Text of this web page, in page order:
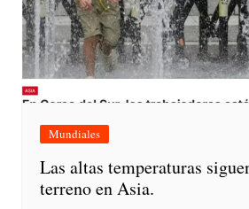
Mundiales
Las altas temperaturas
terreno en Asia.